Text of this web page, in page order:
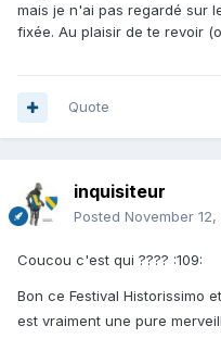
mais je n'ai pas regardé sur
fixée. Au plaisir de te revoir
Quote
inquisiteur
Posted November 12,
Coucou c'est qui ???? :109:
Bon ce Festival Historissimo
est vraiment une pure